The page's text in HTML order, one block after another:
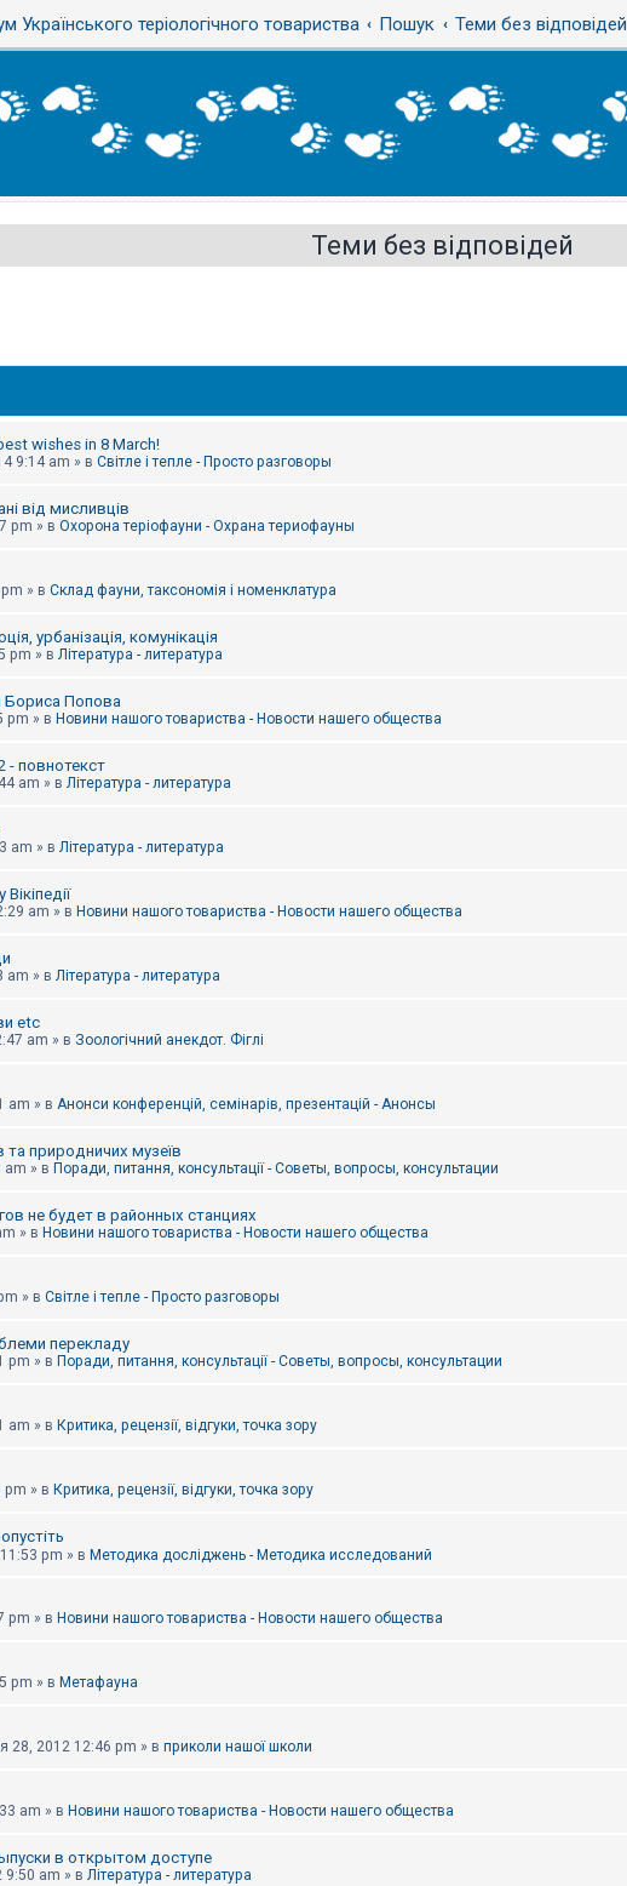
Українського теріологічного товариства Пошук Теми без відповідей
Теми без відповідей
wishes in 8 March!
9:14 am » в Світле і тепле - Просто разговоры
від мисливців
pm » в Охорона теріофауни - Охрана териофауны
» в Склад фауни, таксономія і номенклатура
урбанізація, комунікація
pm » в Література - литература
Бориса Попова
pm » в Новини нашого товариства - Новости нашего общества
повнотекст
am » в Література - литература
am » в Література - литература
am » в Новини нашого товариства - Новости нашего общества
am » в Література - литература
etc
am » в Зоологічний анекдот. Фіглі
am » в Анонси конференцій, семінарів, презентацій - Анонсы
та природничих музеїв
am » в Поради, питання, консультації - Советы, вопросы, консультации
не будет в районных станциях
» в Новини нашого товариства - Новости нашего общества
» в Світле і тепле - Просто разговоры
перекладу
pm » в Поради, питання, консультації - Советы, вопросы, консультации
am » в Критика, рецензії, відгуки, точка зору
pm » в Критика, рецензії, відгуки, точка зору
pm » в Методика досліджень - Методика исследований
pm » в Новини нашого товариства - Новости нашего общества
pm » в Метафауна
28, 2012 12:46 pm » в приколи нашої школи
am » в Новини нашого товариства - Новости нашего общества
в открытом доступе
9:50 am » в Література - литература